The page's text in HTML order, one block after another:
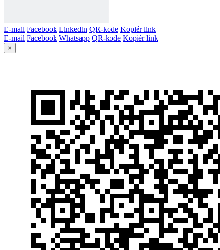
E-mail Facebook LinkedIn QR-kode Kopiér link
E-mail Facebook Whatsapp QR-kode Kopiér link
×